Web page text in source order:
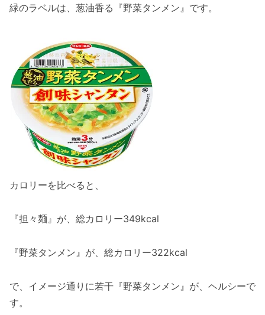
緑のラベルは、葱油香る『野菜タンメン』です。
カロリーを比べると、
『担々麺』が、総カロリー349kcal
『野菜タンメン』が、総カロリー322kcal
で、イメージ通りに若干『野菜タンメン』が、ヘルシーで
す。